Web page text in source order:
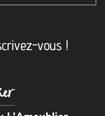
vous !